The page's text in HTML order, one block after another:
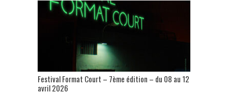
Festival Format Court – 7ème édition – du 08 au 12
avril 2026